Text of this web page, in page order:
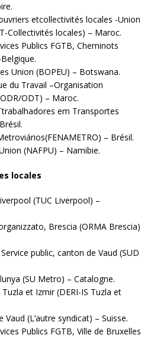
etcollectivités locales -Union
Collectivités locales) – Maroc.
Publics FGTB, Cheminots
Union (BOPEU) – Botswana.
du Travail –Organisation
ODT) – Maroc.
em Transportes
– Brésil.
(NAFPU) – Namibie.
locales
(TUC Liverpool) –
Brescia (ORMA Brescia)
public, canton de Vaud (SUD
(SU Metro) – Catalogne.
et Izmir (DERI-IS Tuzla et
(L’autre syndicat) – Suisse.
Publics FGTB, Ville de Bruxelles